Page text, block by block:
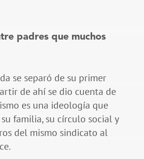
padres que muchos
se separó de su primer
de ahí se dio cuenta de
es una ideología que
familia, su círculo social y
del mismo sindicato al